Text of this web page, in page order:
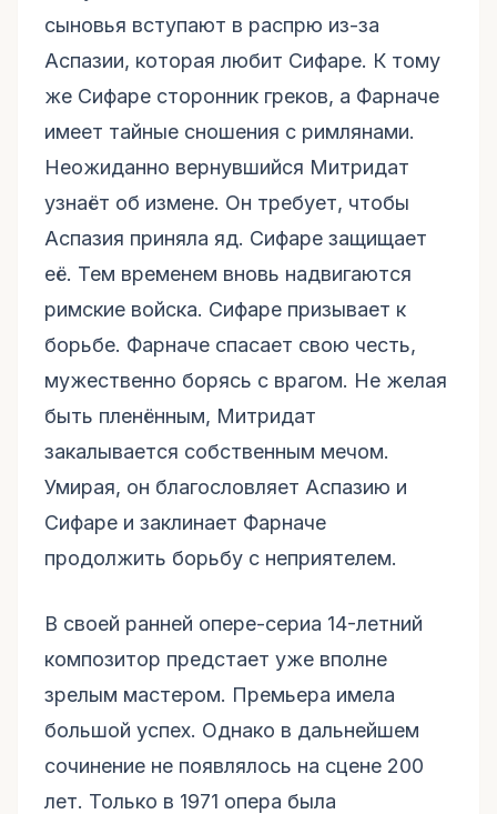
сыновья вступают в распрю из-за
Аспазии, которая любит Сифаре. К тому
же Сифаре сторонник греков, а Фарначе
имеет тайные сношения с римлянами.
Неожиданно вернувшийся Митридат
узнаёт об измене. Он требует, чтобы
Аспазия приняла яд. Сифаре защищает
её. Тем временем вновь надвигаются
римские войска. Сифаре призывает к
борьбе. Фарначе спасает свою честь,
мужественно борясь с врагом. Не желая
быть пленённым, Митридат
закалывается собственным мечом.
Умирая, он благословляет Аспазию и
Сифаре и заклинает Фарначе
продолжить борьбу с неприятелем.
В своей ранней опере-сериа 14-летний
композитор предстает уже вполне
зрелым мастером. Премьера имела
большой успех. Однако в дальнейшем
сочинение не появлялось на сцене 200
лет. Только в 1971 опера была